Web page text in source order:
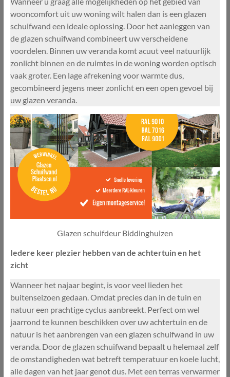
wooncomfort uit uw woning wilt halen dan is een glazen
schuifwand een ideale oplossing. Door het aanleggen van
de glazen schuifwand combineert uw verscheidene
voordelen. Binnen uw veranda komt acuut veel natuurlijk
zonlicht binnen en de ruimtes in de woning worden optisch
vaak groter. Een lage afrekening voor warmte dus,
gecombineerd jegens meer zonlicht en een open gevoel bij
uw glazen veranda.
Glazen schuifdeur Biddinghuizen
Iedere keer plezier hebben van de achtertuin en het
zicht
Wanneer het najaar begint, is voor veel lieden het
buitenseizoen gedaan. Omdat precies dan in de tuin en
natuur een prachtige cyclus aanbreekt. Perfect om wel
jaarrond te kunnen beschikken over uw achtertuin en de
natuur is het aanbrengen van een glazen schuifwand in uw
veranda. Door de glazen schuifwand bepaalt u helemaal zelf
de omstandigheden wat betreft temperatuur en koele lucht,
alle dagen van het jaar genot dus. Met een terras verwarmer